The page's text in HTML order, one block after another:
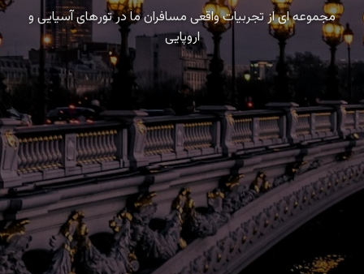
مجموعه ای از تجربیات واقعی مسافران ما در تورهای آسیایی و
اروپایی